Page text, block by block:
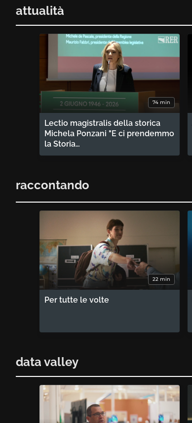
attualità
74 min
Lectio magistralis della storica
Michela Ponzani "E ci prendemmo
la Storia…
raccontando
22 min
Per tutte le volte
data valley